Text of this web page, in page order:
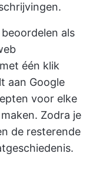
als
één klik
aan Google
voor elke
Zodra je
de resterende